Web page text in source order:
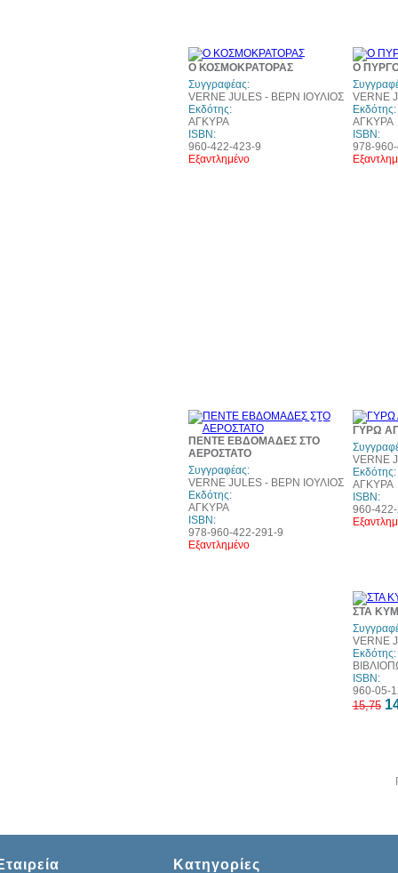
10%
Ο ΚΟΣΜΟΚΡΑΤΟΡΑΣ
Συγγραφέας:
VERNE JULES - ΒΕΡΝ ΙΟΥΛΙΟΣ
Εκδότης:
ΑΓΚΥΡΑ
ISBN:
960-422-423-9
Εξαντλημένο
Ο
VERNE
Εκδότης:
ΑΓΚΥΡΑ
ISBN:
978-
10%
ΠΕΝΤΕ ΕΒΔΟΜΑΔΕΣ ΣΤΟ
ΑΕΡΟΣΤΑΤΟ
Συγγραφέας:
VERNE JULES - ΒΕΡΝ ΙΟΥΛΙΟΣ
Εκδότης:
ΑΓΚΥΡΑ
ISBN:
978-960-422-291-9
Εξαντλημένο
ΓΥΡΩ
VERNE
Εκδότης:
ΑΓΚΥΡΑ
ISBN:
960-
ΣΤΑ
VERNE
Εκδότης:
ISBN:
960-05-
15,75
Κατηγορίες